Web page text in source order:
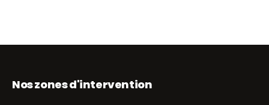
Nos zones d'intervention